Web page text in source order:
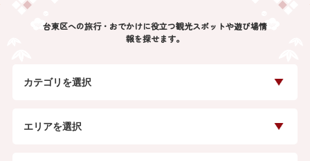
台東区への旅行・おでかけに役立つ観光スポットや遊び場情
報を探せます。
カテゴリを選択
エリアを選択